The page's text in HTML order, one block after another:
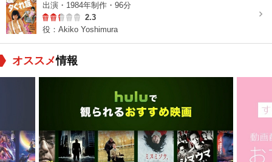
出演・1984年制作・96分
2.3
役：Akiko Yoshimura
オススメ情報